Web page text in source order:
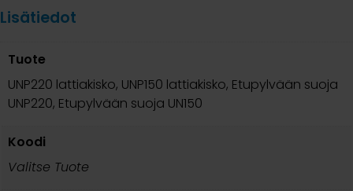
Lisätiedot
Tuote
UNP220 lattiakisko, UNP150 lattiakisko, Etupylvään suoja
UNP220, Etupylvään suoja UN150
Koodi
Valitse Tuote